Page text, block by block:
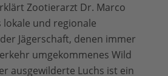
Zootierarzt Dr. Marco
lokale und regionale
Jägerschaft, denen immer
umgekommenes Wild
ausgewilderte Luchs ist ein